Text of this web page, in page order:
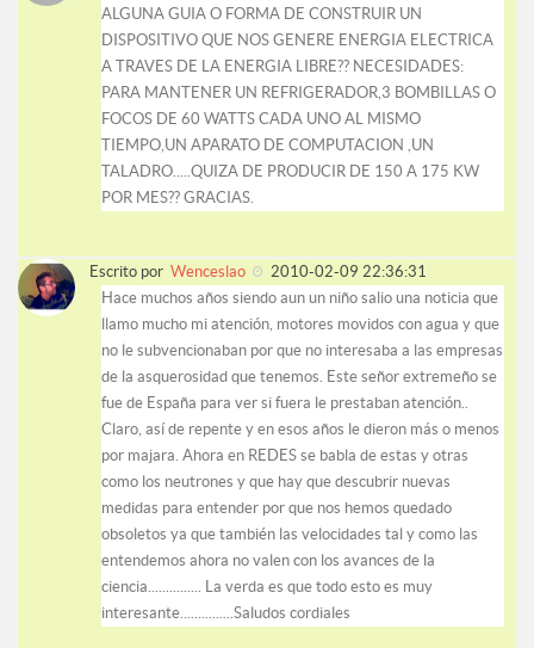
ALGUNA GUIA O FORMA DE CONSTRUIR UN
DISPOSITIVO QUE NOS GENERE ENERGIA ELECTRICA
A TRAVES DE LA ENERGIA LIBRE?? NECESIDADES:
PARA MANTENER UN REFRIGERADOR,3 BOMBILLAS O
FOCOS DE 60 WATTS CADA UNO AL MISMO
TIEMPO,UN APARATO DE COMPUTACION ,UN
TALADRO.....QUIZA DE PRODUCIR DE 150 A 175 KW
POR MES?? GRACIAS.
Escrito por Wenceslao
2010-02-09 22:36:31
Hace muchos años siendo aun un niño salio una noticia que
llamo mucho mi atención, motores movidos con agua y que
no le subvencionaban por que no interesaba a las empresas
de la asquerosidad que tenemos. Este señor extremeño se
fue de España para ver si fuera le prestaban atención..
Claro, así de repente y en esos años le dieron más o menos
por majara. Ahora en REDES se babla de estas y otras
como los neutrones y que hay que descubrir nuevas
medidas para entender por que nos hemos quedado
obsoletos ya que también las velocidades tal y como las
entendemos ahora no valen con los avances de la
ciencia............... La verda es que todo esto es muy
interesante...............Saludos cordiales